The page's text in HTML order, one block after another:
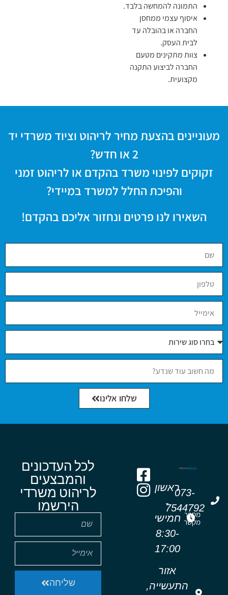
התמונה להמחשה בלבד.
איסוף עצמי ממחסן
החברה או בהובלה עד
לבית העסק.
צוות מתקינים מטעם
החברה לביצוע התקנה
מקצועית.
מעוניינים בהצעת מחיר לריהוט וציוד משרדי יד
2 או חדש?
זקוקים לפינוי משרד בהקדם או לריהוט זמני
והפיכת החלל למשרד במיידי?
השאירו לנו פרטים ונחזור אליכם בהקדם!
שלחו אלינו
073-
7544792
מספר
מקשר
ראשון
-
חמישי
8:30-
17:00
אזור
התעשייה,
לכל העדכונים
והמבצעים
לריהוט משרדי
הירשמו
שליחה